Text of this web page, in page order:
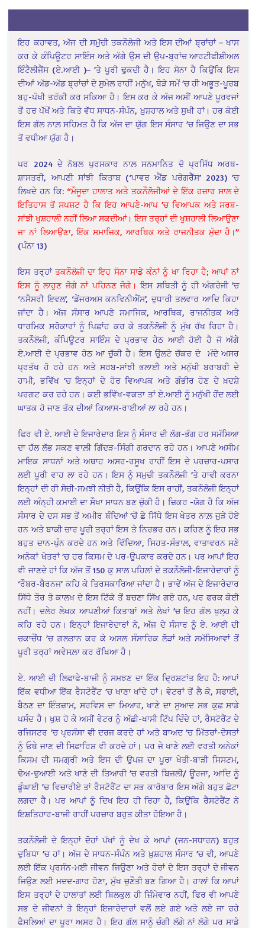
ਇਹ ਕਹਾਵਤ, ਅੱਜ ਦੀ ਸਮੁੱਚੀ ਤਕਨੌਲੋਜੀ ਅਤੇ ਇਸ ਦੀਆਂ ਬ੍ਰਾਂਚਾਂ – ਖਾਸ
ਕਰ ਕੇ ਕੰਪਿਊਟਰ ਸਾਇੰਸ ਅਤੇ ਅੱਗੇ ਉਸ ਦੀ ਉਪ-ਬ੍ਰਾਂਚ ਆਰਟੀਫੀਸ਼ੀਅਲ
ਇੰਟੈਲੀਜੈਂਸ (ਏ.ਆਈ )– ’ਤੇ ਪੂਰੀ ਢੁਕਦੀ ਹੈ। ਇਹ ਸੋਨਾ ਹੈ ਕਿਉਂਕਿ ਇਸ
ਦੀਆਂ ਅੱਡ-ਅੱਡ ਬ੍ਰਾਂਚਾਂ ਦੇ ਸੁਮੇਲ ਰਾਹੀਂ ਮਨੁੱਖ, ਥੋੜੇ ਸਮੇਂ ’ਚ ਹੀ ਅਭੂਤ-ਪੂਰਬ
ਬਹੁ-ਪੱਖੀ ਤਰੱਕੀ ਕਰ ਸਕਿਆ ਹੈ। ਇਸ ਕਰ ਕੇ ਅੱਜ ਅਸੀਂ ਆਪਣੇ ਪੂਰਵਜਾਂ
ਤੋਂ ਹਰ ਪੱਖੋਂ ਅਤੇ ਕਿਤੇ ਵੱਧ ਸਾਧਨ-ਸੰਪੰਨ, ਖ਼ੁਸ਼ਹਾਲ ਅਤੇ ਸੁਖੀ ਹਾਂ। ਹਰ ਕੋਈ
ਇਸ ਗੱਲ ਨਾਲ਼ ਸਹਿਮਤ ਹੈ ਕਿ ਅੱਜ ਦਾ ਯੁੱਗ ਇਸ ਸੰਸਾਰ ’ਚ ਜਿਉਣ ਦਾ ਸਭ
ਤੋਂ ਵਧੀਆ ਯੁੱਗ ਹੈ।
ਪਰ 2024 ਦੇ ਨੋਬਲ ਪੁਰਸਕਾਰ ਨਾਲ਼ ਸਨਮਾਨਿਤ ਦੋ ਪ੍ਰਸਿੱਧ ਅਰਥ-
ਸ਼ਾਸਤਰੀ, ਆਪਣੀ ਸਾਂਝੀ ਕਿਤਾਬ (‘ਪਾਵਰ ਐਂਡ ਪਰੋਗਰੈੱਸ’ 2023) ’ਚ
ਲਿਖਦੇ ਹਨ ਕਿ: “ਮੌਜੂਦਾ ਹਾਲਾਤ ਅਤੇ ਤਕਨੌਲੋਜੀਆਂ ਦੇ ਇੱਕ ਹਜ਼ਾਰ ਸਾਲ ਦੇ
ਇਤਿਹਾਸ ਤੋਂ ਸਪਸ਼ਟ ਹੈ ਕਿ ਇਹ ਆਪਣੇ-ਆਪ ’ਚ ਵਿਆਪਕ ਅਤੇ ਸਰਬ-
ਸਾਂਝੀ ਖੁਸ਼ਹਾਲੀ ਨਹੀਂ ਲਿਆ ਸਕਦੀਆਂ। ਇਸ ਤਰ੍ਹਾਂ ਦੀ ਖੁਸ਼ਹਾਲੀ ਲਿਆਉਣਾ
ਜਾ ਨਾਂ ਲਿਆਉਣਾ, ਇੱਕ ਸਮਾਜਿਕ, ਆਰਥਿਕ ਅਤੇ ਰਾਜਨੀਤਕ ਮੁੱਦਾ ਹੈ।”
(ਪੰਨਾ 13)
ਇਸ ਤਰ੍ਹਾਂ ਤਕਨੌਲੋਜੀ ਦਾ ਇਹ ਸੋਨਾ ਸਾਡੇ ਕੰਨਾਂ ਨੂੰ ਖਾ ਰਿਹਾ ਹੈ; ਆਪਾਂ ਨਾਂ
ਇਸ ਨੂੰ ਲਾਹੁਣ ਜੋਗੇ ਨਾਂ ਪਹਿਨਣ ਜੋਗੇ। ਇਸ ਸਥਿਤੀ ਨੂੰ ਹੀ ਅੰਗਰੇਜੀ ’ਚ
‘ਨਸੈਸਰੀ ਇਵਲ’, ‘ਡੇਂਜਰਅਸ ਕਨਵਿਨੀਐਂਸ’, ਦੁਧਾਰੀ ਤਲਵਾਰ ਆਦਿ ਕਿਹਾ
ਜਾਂਦਾ ਹੈ। ਅੱਜ ਸੰਸਾਰ ਆਪਣੇ ਸਮਾਜਿਕ, ਆਰਥਿਕ, ਰਾਜਨੀਤਕ ਅਤੇ
ਧਾਰਮਿਕ ਸਰੋਕਾਰਾਂ ਨੂੰ ਪਿਛਾਂਹ ਕਰ ਕੇ ਤਕਨੌਲੋਜੀ ਨੂੰ ਮੁੱਖ ਰੱਖ ਰਿਹਾ ਹੈ।
ਤਕਨੌਲੋਜੀ, ਕੰਪਿਊਟਰ ਸਾਇੰਸ ਦੇ ਪ੍ਰਭਾਵ ਹੇਠ ਆਈ ਹੋਈ ਹੈ ਜੋ ਅੱਗੇ
ਏ.ਆਈ ਦੇ ਪ੍ਰਭਾਵ ਹੇਠ ਆ ਚੁੱਕੀ ਹੈ। ਇਸ ਉਲਟੇ ਚੱਕਰ ਦੇ ਮੰਦੇ ਅਸਰ
ਪ੍ਰਤੱਖ ਹੋ ਰਹੇ ਹਨ ਅਤੇ ਸਰਬ-ਸਾਂਝੀ ਭਲਾਈ ਅਤੇ ਮਨੁੱਖੀ ਬਰਾਬਰੀ ਦੇ
ਹਾਮੀ, ਭਵਿੱਖ ’ਚ ਇਨ੍ਹਾਂ ਦੇ ਹੋਰ ਵਿਆਪਕ ਅਤੇ ਗੰਭੀਰ ਹੋਣ ਦੇ ਖ਼ਦਸ਼ੇ
ਪਰਗਟ ਕਰ ਰਹੇ ਹਨ। ਕਈ ਭਵਿੱਖ-ਵਕਤਾ ਤਾਂ ਏ.ਆਈ ਨੂੰ ਮਨੁੱਖੀ ਹੋਂਦ ਲਈ
ਘਾਤਕ ਹੋ ਜਾਣ ਤੱਕ ਦੀਆਂ ਕਿਆਸ-ਰਾਈਆਂ ਲਾ ਰਹੇ ਹਨ।
ਫਿਰ ਵੀ ਏ. ਆਈ ਦੇ ਇਜਾਰੇਦਾਰ ਇਸ ਨੂੰ ਸੰਸਾਰ ਦੀ ਲੱਗ-ਭੱਗ ਹਰ ਸਮੱਸਿਆ
ਦਾ ਹੱਲ ਲੱਭ ਸਕਣ ਵਾਲ਼ੀ ਗਿੱਦੜ-ਸਿੰਗੀ ਗਰਦਾਨ ਰਹੇ ਹਨ। ਆਪਣੇ ਅਸੀਮ
ਮਾਇਕ ਸਾਧਨਾਂ ਅਤੇ ਅਥਾਹ ਅਸਰ-ਰਸੂਖ ਰਾਹੀਂ ਇਸ ਦੇ ਪਰਚਾਰ-ਪਸਾਰ
ਲਈ ਪੂਰੀ ਵਾਹ ਲਾ ਰਹੇ ਹਨ। ਇਸ ਨੂੰ ਸਮੁਚੀ ਤਕਨੌਲੋਜੀ ’ਤੇ ਹਾਵੀ ਕਰਨਾ
ਇਨ੍ਹਾਂ ਦੀ ਹੀ ਸੋਚੀ-ਸਮਝੀ ਨੀਤੀ ਹੈ, ਕਿਉਂਕਿ ਇਸ ਰਾਹੀਂ, ਤਕਨੌਲੋਜੀ ਇਨ੍ਹਾਂ
ਲਈ ਅੰਨ੍ਹੀ ਕਮਾਈ ਦਾ ਸੌਖਾ ਸਾਧਨ ਬਣ ਚੁੱਕੀ ਹੈ। ਜ਼ਿਕਰ -ਯੋਗ ਹੈ ਕਿ ਅੱਜ
ਸੰਸਾਰ ਦੇ ਦਸ ਸਭ ਤੋਂ ਅਮੀਰ ਬੰਦਿਆਂ ’ਚੋਂ ਛੇ ਸਿੱਧੇ ਇਸ ਖੇਤਰ ਨਾਲ਼ ਜੁੜੇ ਹੋਏ
ਹਨ ਅਤੇ ਬਾਕੀ ਚਾਰ ਪੂਰੀ ਤਰ੍ਹਾਂ ਇਸ ਤੇ ਨਿਰਭਰ ਹਨ। ਕਹਿਣ ਨੂੰ ਇਹ ਸਭ
ਬਹੁਤ ਦਾਨ-ਪੁੰਨ ਕਰਦੇ ਹਨ ਅਤੇ ਵਿੱਦਿਆ, ਸਿਹਤ-ਸੰਭਾਲ਼, ਵਾਤਾਵਰਨ ਸਣੇ
ਅਨੇਕਾਂ ਖੇਤਰਾਂ ’ਚ ਹਰ ਕਿਸਮ ਦੇ ਪਰ-ਉਪਕਾਰ ਕਰਦੇ ਹਨ। ਪਰ ਆਪਾਂ ਇਹ
ਵੀ ਜਾਣਦੇ ਹਾਂ ਕਿ ਅੱਜ ਤੋਂ 150 ਕੁ ਸਾਲ ਪਹਿਲਾਂ ਦੇ ਤਕਨੌਲੋਜੀ-ਇਜਾਰੇਦਾਰਾਂ ਨੂੰ
‘ਰੌਬਰ-ਬੈਰਨਜ’ ਕਹਿ ਕੇ ਤਿਰਸਕਾਰਿਆ ਜਾਂਦਾ ਹੈ। ਭਾਵੇਂ ਅੱਜ ਦੇ ਇਜਾਰੇਦਾਰ
ਸਿੱਧੇ ਤੌਰ ਤੇ ਕਾਲਖ ਦੇ ਇਸ ਟਿੱਕੇ ਤੋਂ ਬਚਣਾ ਸਿੱਖ ਗਏ ਹਨ, ਪਰ ਫਰਕ ਕੋਈ
ਨਹੀਂ। ਦਲੇਰ ਲੇਖਕ ਆਪਣੀਆਂ ਕਿਤਾਬਾਂ ਅਤੇ ਲੇਖਾਂ ’ਚ ਇਹ ਗੱਲ ਖੁਲ੍ਹ ਕੇ
ਕਹਿ ਰਹੇ ਹਨ। ਇਨ੍ਹਾਂ ਇਜਾਰੇਦਾਰਾਂ ਨੇ, ਅੱਜ ਦੇ ਸੰਸਾਰ ਨੂੰ ਏ. ਆਈ ਦੀ
ਚਕਾਚੌਂਧ ’ਚ ਗ਼ਲਤਾਨ ਕਰ ਕੇ ਅਸਲ ਸੰਸਾਰਿਕ ਲੋੜਾਂ ਅਤੇ ਸਮੱਸਿਆਵਾਂ ਤੋਂ
ਪੂਰੀ ਤਰ੍ਹਾਂ ਅਵੇਸਲ਼ਾ ਕਰ ਰੱਖਿਆ ਹੈ।
ਏ. ਆਈ ਦੀ ਲਿਫਾਫੇ-ਬਾਜੀ ਨੂੰ ਸਮਝਣ ਦਾ ਇੱਕ ਦ੍ਰਿਸ਼ਟਾਂਤ ਇਹ ਹੈ: ਆਪਾਂ
ਇੱਕ ਵਧੀਆ ਇੱਕ ਰੈਸਟੋਰੈਂਟ ’ਚ ਖਾਣਾ ਖਾਂਦੇ ਹਾਂ। ਵੇਟਰਾਂ ਤੋਂ ਲੈ ਕੇ, ਸਫਾਈ,
ਬੈਠਣ ਦਾ ਇੰਤਜ਼ਾਮ, ਸਰਵਿਸ ਦਾ ਮਿਆਰ, ਖਾਣੇ ਦਾ ਸੁਆਦ ਸਭ ਕੁਛ ਸਾਡੇ
ਪਸੰਦ ਹੈ। ਖੁਸ਼ ਹੋ ਕੇ ਅਸੀਂ ਵੇਟਰ ਨੂੰ ਅੱਛੀ-ਖਾਸੀ ਟਿੱਪ ਦਿੰਦੇ ਹਾਂ, ਰੈਸਟੋਰੈਂਟ ਦੇ
ਰਜਿਸਟਰ ’ਚ ਪ੍ਰਸੰਸਾ ਵੀ ਦਰਜ ਕਰਦੇ ਹਾਂ ਅਤੇ ਬਾਅਦ ’ਚ ਮਿੱਤਰਾਂ-ਦੋਸਤਾਂ
ਨੂੰ ਓਥੇ ਜਾਣ ਦੀ ਸਿਫ਼ਾਰਿਸ਼ ਵੀ ਕਰਦੇ ਹਾਂ। ਪਰ ਜੇ ਖਾਣੇ ਲਈ ਵਰਤੀ ਅਨੇਕਾਂ
ਕਿਸਮ ਦੀ ਸਮਗ੍ਰੀ ਅਤੇ ਇਸ ਦੀ ਉਪਜ ਦਾ ਪੂਰਾ ਖੇਤੀ-ਬਾੜੀ ਸਿਸਟਮ,
ਢੋਅ-ਢੁਆਈ ਅਤੇ ਖਾਣੇ ਦੀ ਤਿਆਰੀ ’ਚ ਵਰਤੀ ਬਿਜਲੀ/ ਊਰਜਾ, ਆਦਿ ਨੂੰ
ਡੂੰਘਾਈ ’ਚ ਵਿਚਾਰੀਏ ਤਾਂ ਰੈਸਟੋਰੈਂਟ ਦਾ ਸਭ ਕਾਰੋਬਾਰ ਇਸ ਅੱਗੇ ਬਹੁਤ ਛੋਟਾ
ਲਗਦਾ ਹੈ। ਪਰ ਆਪਾਂ ਨੂੰ ਦਿਖ ਇਹ ਹੀ ਰਿਹਾ ਹੈ, ਕਿਉਂਕਿ ਰੈਸਟੋਰੈਂਟ ਨੇ
ਇਸ਼ਤਿਹਾਰ-ਬਾਜੀ ਰਾਹੀਂ ਪਰਚਾਰ ਬਹੁਤ ਕੀਤਾ ਹੋਇਆ ਹੈ।
ਤਕਨੌਲੋਜੀ ਦੇ ਇਨ੍ਹਾਂ ਦੋਹਾਂ ਪੱਖਾਂ ਨੂੰ ਦੇਖ ਕੇ ਆਪਾਂ (ਜਨ-ਸਧਾਰਨ) ਬਹੁਤ
ਦੁਬਿਧਾ ’ਚ ਹਾਂ। ਅੱਜ ਦੇ ਸਾਧਨ-ਸੰਪੰਨ ਅਤੇ ਖ਼ੁਸ਼ਹਾਲ ਸੰਸਾਰ ’ਚ ਵੀ, ਆਪਣੇ
ਲਈ ਇੱਕ ਪ੍ਰਸੰਨ-ਮਈ ਜੀਵਨ ਜਿਉਣਾ ਅਤੇ ਹੋਰਾਂ ਦੇ ਇਸ ਤਰ੍ਹਾਂ ਦੇ ਜੀਵਨ
ਜਿਉਣ ਲਈ ਮਦਦ-ਗਾਰ ਹੋਣਾ, ਮੁੱਖ ਚੁਣੌਤੀ ਬਣ ਗਿਆ ਹੈ। ਹਾਲਾਂ ਕਿ ਆਪਾਂ
ਇਸ ਤਰ੍ਹਾਂ ਦੇ ਹਾਲਾਤਾਂ ਲਈ ਬਿਲਕੁਲ ਹੀ ਜ਼ਿੰਮੇਵਾਰ ਨਹੀਂ, ਫਿਰ ਵੀ ਆਪਣੇ
ਸਭ ਦੇ ਜੀਵਨਾਂ ਤੇ ਇਨ੍ਹਾਂ ਇਜਾਰੇਦਾਰਾਂ ਵਲੋਂ ਲਏ ਗਏ ਅਤੇ ਲਏ ਜਾ ਰਹੇ
ਫੈਸਲਿਆਂ ਦਾ ਪੂਰਾ ਅਸਰ ਹੈ। ਇਹ ਗੱਲ ਸਾਨੂੰ ਚੰਗੀ ਲੱਗੇ ਨਾਂ ਲੱਗੇ ਪਰ ਸਾਡੇ